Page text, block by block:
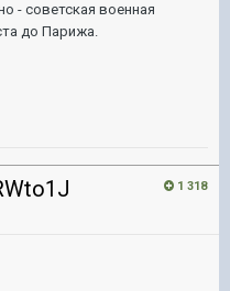
- советская военная
до Парижа.
1 318